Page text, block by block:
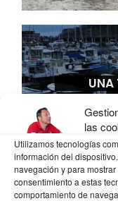
las
Utilizamos tecnologías
información del
navegación y para
consentimiento a estas
comportamiento de
UNA